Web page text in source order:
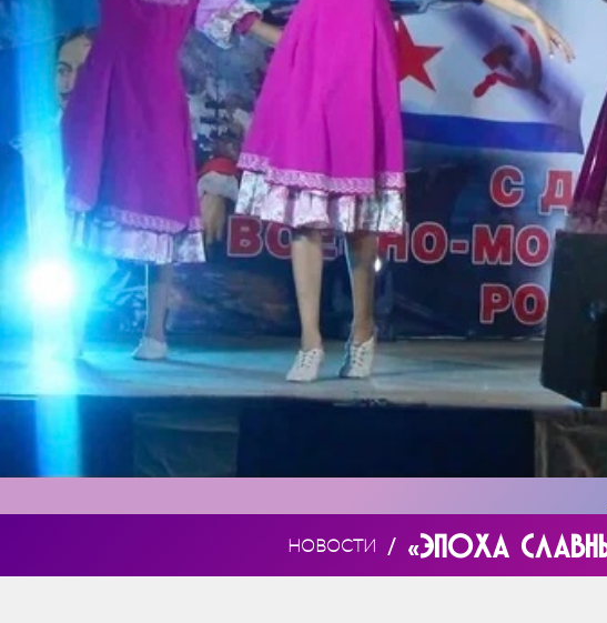
НОВОСТИ / «ЭПОХА